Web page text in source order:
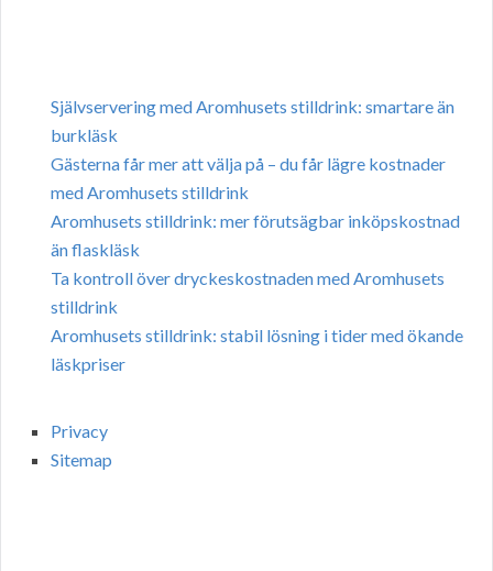
Självservering med Aromhusets stilldrink: smartare än
burkläsk
Gästerna får mer att välja på – du får lägre kostnader
med Aromhusets stilldrink
Aromhusets stilldrink: mer förutsägbar inköpskostnad
än flaskläsk
Ta kontroll över dryckeskostnaden med Aromhusets
stilldrink
Aromhusets stilldrink: stabil lösning i tider med ökande
läskpriser
Privacy
Sitemap